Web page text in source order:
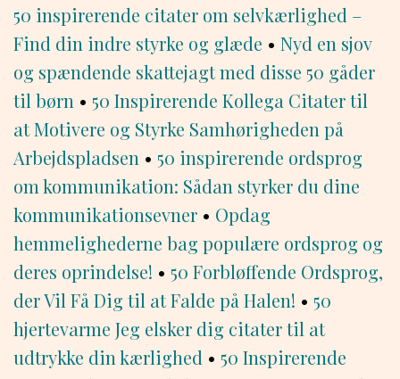
50 inspirerende citater om selvkærlighed –
Find din indre styrke og glæde • Nyd en sjov
og spændende skattejagt med disse 50 gåder
til børn • 50 Inspirerende Kollega Citater til
at Motivere og Styrke Samhørigheden på
Arbejdspladsen • 50 inspirerende ordsprog
om kommunikation: Sådan styrker du dine
kommunikationsevner • Opdag
hemmelighederne bag populære ordsprog og
deres oprindelse! • 50 Forbløffende Ordsprog,
der Vil Få Dig til at Falde på Halen! • 50
hjertevarme Jeg elsker dig citater til at
udtrykke din kærlighed • 50 Inspirerende